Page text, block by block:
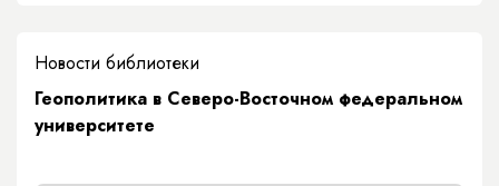
Новости библиотеки
Геополитика в Северо-Восточном федеральном
университете